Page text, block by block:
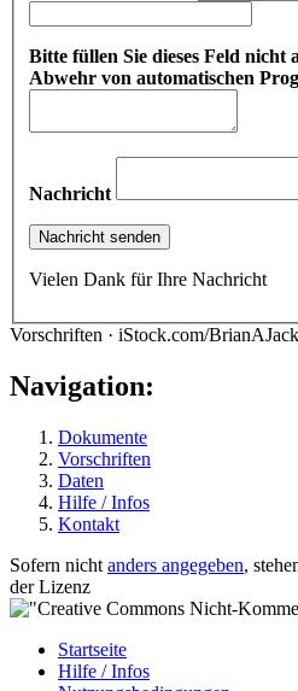
Bitte füllen Sie dieses Feld nicht
Abwehr von automatischen
Nachricht
Vielen Dank für Ihre Nachricht
Vorschriften · iStock.com/
Navigation:
Dokumente
Vorschriften
Daten
Hilfe / Infos
Kontakt
Sofern nicht anders angegeben,
der Lizenz
Startseite
Hilfe / Infos